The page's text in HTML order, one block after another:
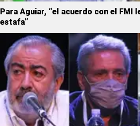
Para Aguiar, “el acuerdo con el FMI
estafa”